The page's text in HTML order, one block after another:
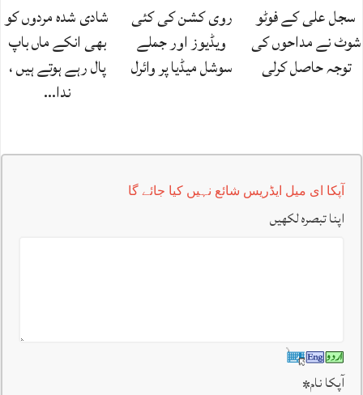
سجل علی کے فوٹو
شوٹ نے مداحوں کی
توجہ حاصل کرلی
روی کشن کی کئی
ویڈیوز اور جملے
سوشل میڈیا پر وائرل
شادی شدہ مردوں کو
بھی انکے ماں باپ
پال رہے ہوتے ہیں ،
ندا…
آپکا ای میل ایڈریس شائع نہیں کیا جائے گا
اپنا تبصرہ لکھیں
آپکا نام*